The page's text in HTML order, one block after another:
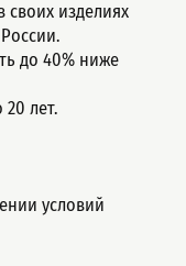
изделиях
до 40% ниже
лет.
условий